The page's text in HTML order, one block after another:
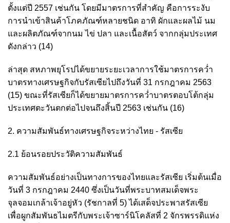
ตั้งแต่ปี 2557 เช่นกัน โดยมีมาตรการที่สำคัญ คือการระงับ
การนำเข้าสินค้าโภคภัณฑ์หลายชนิด อาทิ ผักและผลไม้ นม
และผลิตภัณฑ์จากนม ไข่ ปลา และเนื้อสัตว์ จากกลุ่มประเทศ
ดังกล่าว (14)
ล่าสุด สหภาพยุโรปได้ขยายระยะเวลาการใช้มาตรการคว่ำ
บาตรทางเศรษฐกิจกับรัสเซียไปถึงวันที่ 31 กรกฎาคม 2563
(15) ขณะที่รัสเซียก็ได้ขยายมาตรการคว่ำบาตรตอบโต้กลุ่ม
ประเทศตะวันตกต่อไปจนถึงสิ้นปี 2563 เช่นกัน (16)
2. ความสัมพันธ์ทางเศรษฐกิจระหว่างไทย - รัสเซีย
2.1 ย้อนรอยประวัติความสัมพันธ์
ความสัมพันธ์อย่างเป็นทางการของไทยและรัสเซีย เริ่มต้นเมื่อ
วันที่ 3 กรกฎาคม 2440 ซึ่งเป็นวันที่พระบาทสมเด็จพระ
จุลจอมเกล้าเจ้าอยู่หัว (รัชกาลที่ 5) ได้เสด็จประพาสรัสเซีย
เพื่อผูกสัมพันธไมตรีกับพระเจ้าซาร์นิโคลัสที่ 2 จักรพรรดิแห่ง